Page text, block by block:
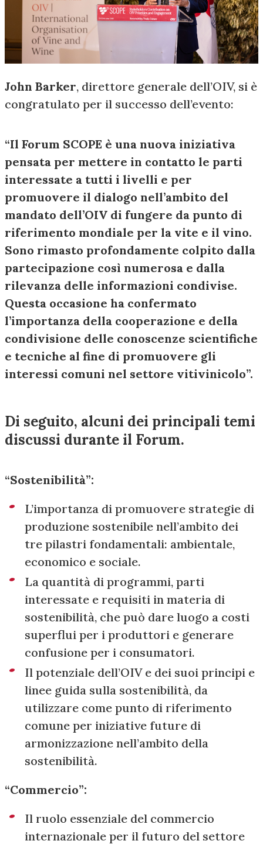
John Barker, direttore generale dell’OIV, si è
congratulato per il successo dell’evento:
“Il Forum SCOPE è una nuova iniziativa
pensata per mettere in contatto le parti
interessate a tutti i livelli e per
promuovere il dialogo nell’ambito del
mandato dell’OIV di fungere da punto di
riferimento mondiale per la vite e il vino.
Sono rimasto profondamente colpito dalla
partecipazione così numerosa e dalla
rilevanza delle informazioni condivise.
Questa occasione ha confermato
l’importanza della cooperazione e della
condivisione delle conoscenze scientifiche
e tecniche al fine di promuovere gli
interessi comuni nel settore vitivinicolo”.
Di seguito, alcuni dei principali temi
discussi durante il Forum.
“Sostenibilità”:
L’importanza di promuovere strategie di
produzione sostenibile nell’ambito dei
tre pilastri fondamentali: ambientale,
economico e sociale.
La quantità di programmi, parti
interessate e requisiti in materia di
sostenibilità, che può dare luogo a costi
superflui per i produttori e generare
confusione per i consumatori.
Il potenziale dell’OIV e dei suoi principi e
linee guida sulla sostenibilità, da
utilizzare come punto di riferimento
comune per iniziative future di
armonizzazione nell’ambito della
sostenibilità.
“Commercio”:
Il ruolo essenziale del commercio
internazionale per il futuro del settore